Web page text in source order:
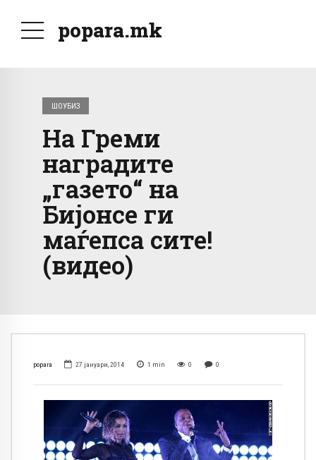
popara.mk
ШОУБИЗ
На Греми
наградите
„газето“ на
Бијонсе ги
маѓепса сите!
(видео)
popara 27 јануари, 2014 1 min 0 0